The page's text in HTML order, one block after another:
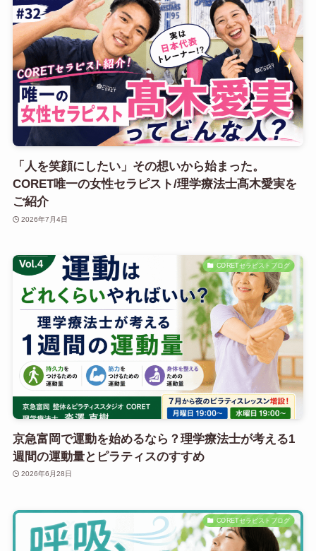
「人を笑顔にしたい」その想いから始まった。
CORET唯一の女性セラピスト/理学療法士髙木愛実を
ご紹介
2026年7月4日
CORETセラピストブログ
京急富岡で運動を始めるなら？理学療法士が考える1
週間の運動量とピラティスのすすめ
2026年6月28日
CORETセラピストブログ